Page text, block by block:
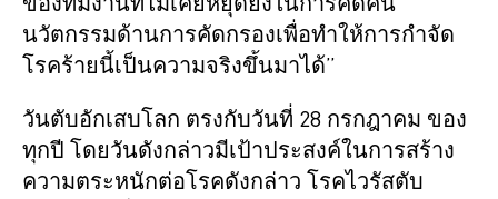
ของทีมงานที่ไม่เคยหยุดยั้งในการคิดค้น
นวัตกรรมด้านการคัดกรองเพื่อทำให้การกำจัด
โรคร้ายนี้เป็นความจริงขึ้นมาได้”
วันตับอักเสบโลก ตรงกับวันที่ 28 กรกฎาคม ของ
ทุกปี โดยวันดังกล่าวมีเป้าประสงค์ในการสร้าง
ความตระหนักต่อโรคดังกล่าว โรคไวรัสตับ